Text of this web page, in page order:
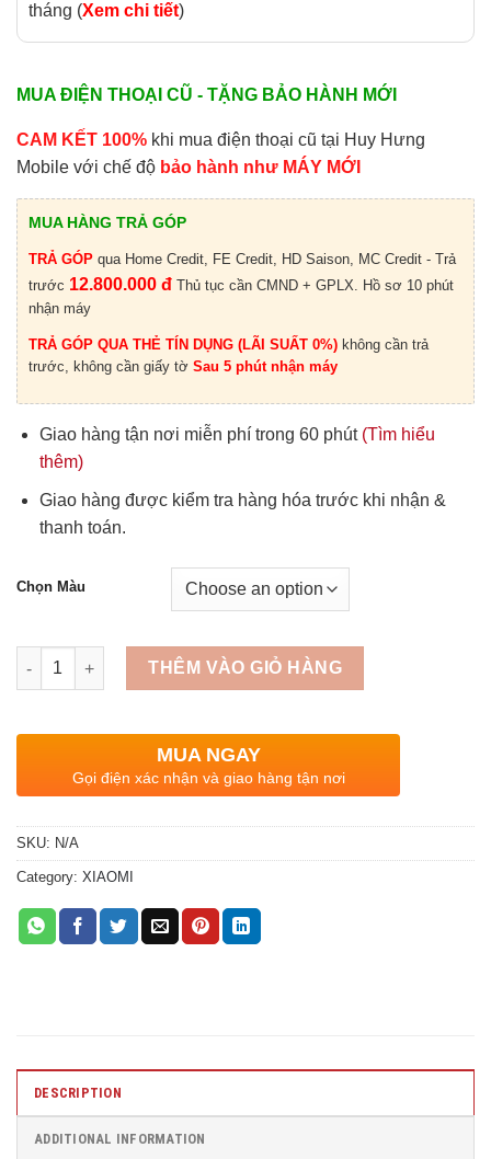
tháng (Xem chi tiết)
MUA ĐIỆN THOẠI CŨ - TẶNG BẢO HÀNH MỚI
CAM KẾT 100% khi mua điện thoại cũ tại Huy Hưng
Mobile với chế độ bảo hành như MÁY MỚI
MUA HÀNG TRẢ GÓP
TRẢ GÓP qua Home Credit, FE Credit, HD Saison, MC Credit - Trả
trước 12.800.000 đ Thủ tục cần CMND + GPLX. Hồ sơ 10 phút
nhận máy
TRẢ GÓP QUA THẺ TÍN DỤNG (LÃI SUẤT 0%) không cần trả
trước, không cần giấy tờ Sau 5 phút nhận máy
Giao hàng tận nơi miễn phí trong 60 phút (Tìm hiểu
thêm)
Giao hàng được kiểm tra hàng hóa trước khi nhận &
thanh toán.
Chọn Màu
Quantity
THÊM VÀO GIỎ HÀNG
MUA NGAY
Gọi điện xác nhận và giao hàng tận nơi
SKU: N/A
Category: XIAOMI
DESCRIPTION
ADDITIONAL INFORMATION